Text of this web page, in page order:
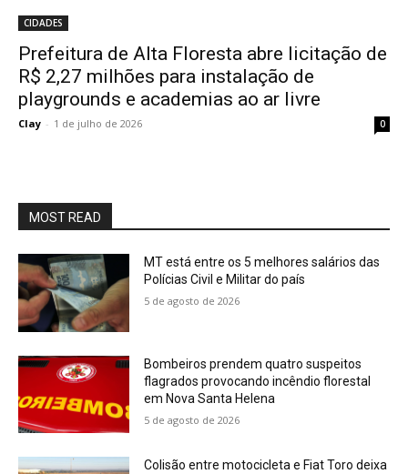
CIDADES
Prefeitura de Alta Floresta abre licitação de
R$ 2,27 milhões para instalação de
playgrounds e academias ao ar livre
Clay - 1 de julho de 2026 0
MOST READ
MT está entre os 5 melhores salários das
Polícias Civil e Militar do país
5 de agosto de 2026
Bombeiros prendem quatro suspeitos
flagrados provocando incêndio florestal
em Nova Santa Helena
5 de agosto de 2026
Colisão entre motocicleta e Fiat Toro deixa